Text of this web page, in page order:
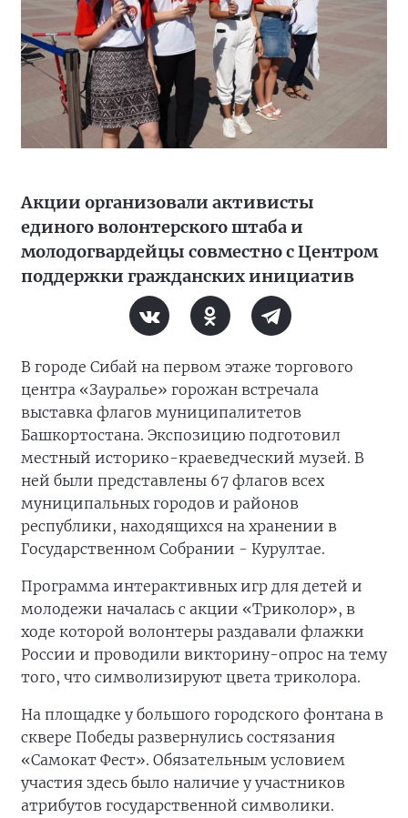
Акции организовали активисты
единого волонтерского штаба и
молодогвардейцы совместно с Центром
поддержки гражданских инициатив
В городе Сибай на первом этаже торгового
центра «Зауралье» горожан встречала
выставка флагов муниципалитетов
Башкортостана. Экспозицию подготовил
местный историко-краеведческий музей. В
ней были представлены 67 флагов всех
муниципальных городов и районов
республики, находящихся на хранении в
Государственном Собрании - Курултае.
Программа интерактивных игр для детей и
молодежи началась с акции «Триколор», в
ходе которой волонтеры раздавали флажки
России и проводили викторину-опрос на тему
того, что символизируют цвета триколора.
На площадке у большого городского фонтана в
сквере Победы развернулись состязания
«Самокат Фест». Обязательным условием
участия здесь было наличие у участников
атрибутов государственной символики.